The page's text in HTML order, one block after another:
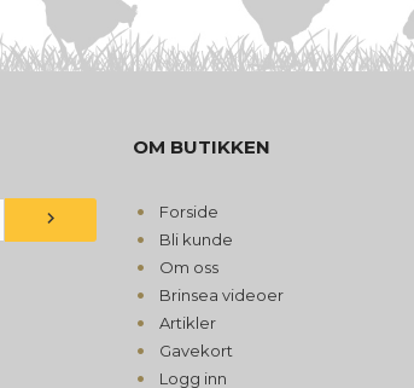
OM BUTIKKEN
Forside
Bli kunde
Om oss
Brinsea videoer
Artikler
Gavekort
Logg inn